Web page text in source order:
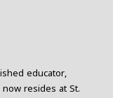
educator,
resides at St.